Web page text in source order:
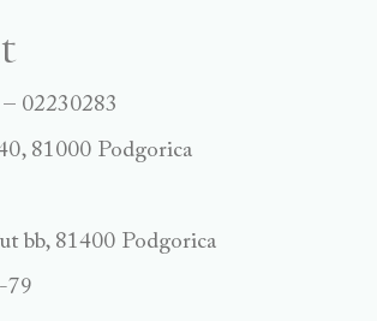
02230283
81000 Podgorica
bb, 81400 Podgorica
79